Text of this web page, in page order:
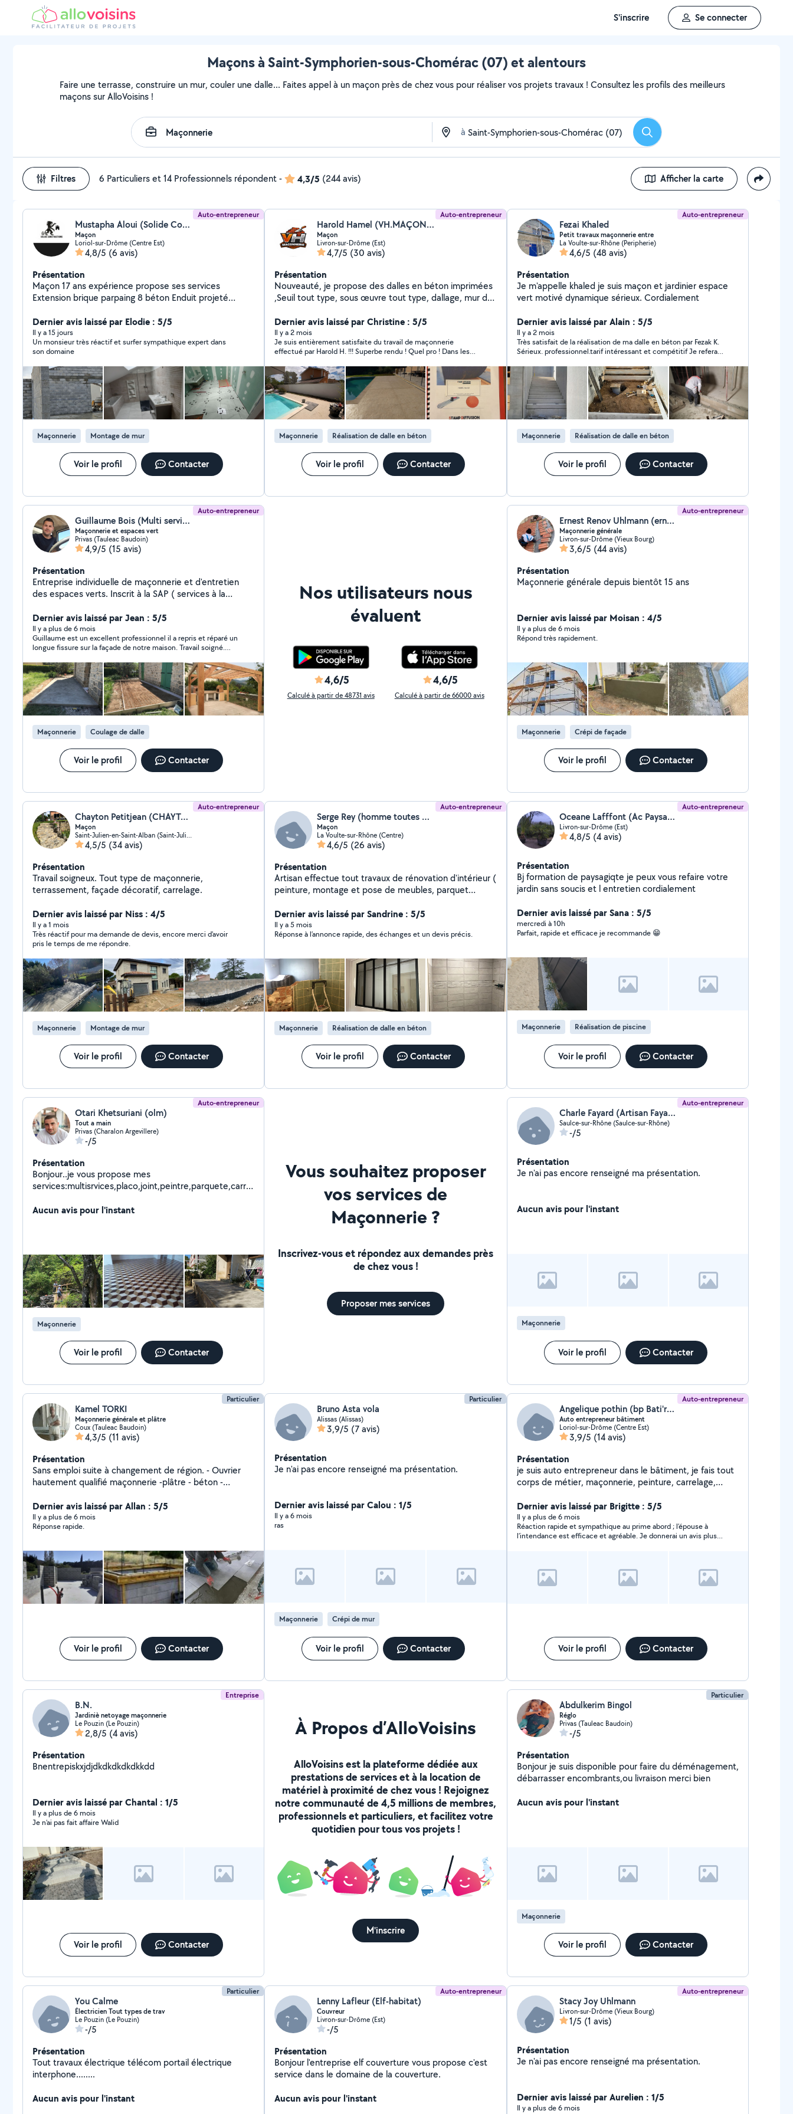
S'inscrire Se connecter
Maçons à Saint-Symphorien-sous-Chomérac (07) et alentours
Faire une terrasse, construire un mur, couler une dalle... Faites appel à un maçon près de chez vous pour réaliser vos projets travaux ! Consultez les profils des meilleurs
maçons sur AlloVoisins !
à Rechercher
Filtres 6 Particuliers et 14 Professionnels répondent- 4,3/5 (244 avis) Afficher la carte
Auto-entrepreneur
Mustapha Aloui (Solide Constructions)
Maçon
Loriol-sur-Drôme (Centre Est)
4,8/5 (6 avis)
Présentation
Maçon 17 ans expérience propose ses services
Extension brique parpaing 8 béton Enduit projeté
Dernier avis laissé par Elodie : 5/5
Il y a 15 jours
Un monsieur très réactif et surfer sympathique expert dans
son domaine
Maçonnerie Montage de mur
Voir le profil Contacter
Auto-entrepreneur
Harold Hamel (VH.MAÇONNERIE)
Maçon
Livron-sur-Drôme (Est)
4,7/5 (30 avis)
Présentation
Nouveauté, je propose des dalles en béton imprimées
,Seuil tout type, sous œuvre tout type, dallage, mur de
couverture,terrasse bois, abri de jardin etc travaux
entretien espaces verts équipé Minipelle,bennes 3,6 et
10 m3 Rc pro , je met un point d'honneur pour satisfaire
mes clients, travail de qualité
Dernier avis laissé par Christine : 5/5
Il y a 2 mois
Je suis entièrement satisfaite du travail de maçonnerie
effectué par Harold H. !!! Superbe rendu ! Quel pro ! Dans les
vivement tout en souhaitant qu’il ne soit pas trop pris, car j’ai
encore du travail à lui demander 😅 A employer les yeux
fermés.
Maçonnerie Réalisation de dalle en béton
Voir le profil Contacter
Auto-entrepreneur
Fezai Khaled
Petit travaux maçonnerie entre
La Voulte-sur-Rhône (Peripherie)
4,6/5 (48 avis)
Présentation
Je m'appelle khaled je suis maçon et jardinier espace
vert motivé dynamique sérieux. Cordialement
Dernier avis laissé par Alain : 5/5
Il y a 2 mois
Très satisfait de la réalisation de ma dalle en béton par Fezak K.
Sérieux. professionnel.tarif intéressant et compétitif Je referai
Maçonnerie Réalisation de dalle en béton
Voir le profil Contacter
Auto-entrepreneur
Guillaume Bois (Multi services BC 07)
Maçonnerie et espaces vert
Privas (Tauleac Baudoin)
4,9/5 (15 avis)
Présentation
Entreprise individuelle de maçonnerie et d'entretien
des espaces verts. Inscrit à la SAP ( services à la
Contactez-moi pour plus de renseignements.
Dernier avis laissé par Jean : 5/5
Il y a plus de 6 mois
Guillaume est un excellent professionnel il a repris et réparé un
longue fissure sur la façade de notre maison. Travail soigné.
Maçonnerie Coulage de dalle
Voir le profil Contacter
Nos utilisateurs nous
évaluent
4,6/5
Calculé à partir de 48731 avis
4,6/5
Calculé à partir de 66000 avis
Auto-entrepreneur
Ernest Renov Uhlmann (ernest renovhabitat)
Maçonnerie générale
Livron-sur-Drôme (Vieux Bourg)
3,6/5 (44 avis)
Présentation
Maçonnerie générale depuis bientôt 15 ans
Dernier avis laissé par Moisan : 4/5
Il y a plus de 6 mois
Répond très rapidement.
Maçonnerie Crépi de façade
Voir le profil Contacter
Auto-entrepreneur
Chayton Petitjean (CHAYTON PETITJEAN MACONNERIE-RENOVATION)
Maçon
Saint-Julien-en-Saint-Alban (Saint-Julien-en-Saint-Alban)
4,5/5 (34 avis)
Présentation
Travail soigneux. Tout type de maçonnerie,
terrassement, façade décoratif, carrelage.
Dernier avis laissé par Niss : 4/5
Il y a 1 mois
Très réactif pour ma demande de devis, encore merci d'avoir
pris le temps de me répondre.
Maçonnerie Montage de mur
Voir le profil Contacter
Auto-entrepreneur
Serge Rey (homme toutes mains)
Maçon
La Voulte-sur-Rhône (Centre)
4,6/5 (26 avis)
Présentation
Artisan effectue tout travaux de rénovation d'intérieur (
peinture, montage et pose de meubles, parquet
Dernier avis laissé par Sandrine : 5/5
Il y a 5 mois
Réponse à l’annonce rapide, des échanges et un devis précis.
Maçonnerie Réalisation de dalle en béton
Voir le profil Contacter
Auto-entrepreneur
Oceane Lafffont (Ac Paysages)
Livron-sur-Drôme (Est)
4,8/5 (4 avis)
Présentation
Bj formation de paysagiqte je peux vous refaire votre
jardin sans soucis et l entretien cordialement
Dernier avis laissé par Sana : 5/5
mercredi à 10h
Parfait, rapide et efficace je recommande 😁
Maçonnerie Réalisation de piscine
Voir le profil Contacter
Auto-entrepreneur
Otari Khetsuriani (olm)
Tout a main
Privas (Charalon Argevillere)
-/5
Présentation
Bonjour..je vous propose mes
services:multisrvices,placo,joint,peintre,parquete,carrel
Aucun avis pour l'instant
Maçonnerie
Voir le profil Contacter
Vous souhaitez proposer
vos services de
Maçonnerie ?
Inscrivez-vous et répondez aux demandes près
de chez vous !
Proposer mes services
Auto-entrepreneur
Charle Fayard (Artisan Fayard)
Saulce-sur-Rhône (Saulce-sur-Rhône)
-/5
Présentation
Je n'ai pas encore renseigné ma présentation.
Aucun avis pour l'instant
Maçonnerie
Voir le profil Contacter
Particulier
Kamel TORKI
Maçonnerie générale et plâtre
Coux (Tauleac Baudoin)
4,3/5 (11 avis)
Présentation
Sans emploi suite à changement de région. - Ouvrier
hautement qualifié maçonnerie -plâtre - béton -
travaille rapidement et proprement. N'hésitez pas à
me contacter, vous aurez une réponse rapide et
cordiale.
Dernier avis laissé par Allan : 5/5
Il y a plus de 6 mois
Réponse rapide.
Voir le profil Contacter
Particulier
Bruno Asta vola
Alissas (Alissas)
3,9/5 (7 avis)
Présentation
Je n'ai pas encore renseigné ma présentation.
Dernier avis laissé par Calou : 1/5
Il y a 6 mois
ras
Maçonnerie Crépi de mur
Voir le profil Contacter
Auto-entrepreneur
Angelique pothin (bp Bati'renov26)
Auto entrepreneur bâtiment
Loriol-sur-Drôme (Centre Est)
3,9/5 (14 avis)
Présentation
je suis auto entrepreneur dans le bâtiment, je fais tout
corps de métier, maçonnerie, peinture, carrelage,
Dernier avis laissé par Brigitte : 5/5
Il y a plus de 6 mois
Réaction rapide et sympathique au prime abord ; l’épouse à
l’intendance est efficace et agréable. Je donnerai un avis plus
Voir le profil Contacter
Entreprise
B.N.
Jardiniè netoyage maçonnerie
Le Pouzin (Le Pouzin)
2,8/5 (4 avis)
Présentation
Bnentrepiskxjdjdkdkdkdkdkkdd
Dernier avis laissé par Chantal : 1/5
Il y a plus de 6 mois
Je n’ai pas fait affaire Walid
Voir le profil Contacter
À Propos d’AlloVoisins
AlloVoisins est la plateforme dédiée aux
prestations de services et à la location de
matériel à proximité de chez vous ! Rejoignez
notre communauté de 4,5 millions de membres,
professionnels et particuliers, et facilitez votre
quotidien pour tous vos projets !
M'inscrire
Particulier
Abdulkerim Bingol
Réglo
Privas (Tauleac Baudoin)
-/5
Présentation
Bonjour je suis disponible pour faire du déménagement,
débarrasser encombrants,ou livraison merci bien
Aucun avis pour l'instant
Maçonnerie
Voir le profil Contacter
Particulier
You Calme
Électricien Tout types de trav
Le Pouzin (Le Pouzin)
-/5
Présentation
Tout travaux électrique télécom portail électrique
interphone........
Aucun avis pour l'instant
Auto-entrepreneur
Lenny Lafleur (Elf-habitat)
Couvreur
Livron-sur-Drôme (Est)
-/5
Présentation
Bonjour l'entreprise elf couverture vous propose c'est
service dans le domaine de la couverture.
Aucun avis pour l'instant
Auto-entrepreneur
Stacy Joy Uhlmann
Livron-sur-Drôme (Vieux Bourg)
1/5 (1 avis)
Présentation
Je n'ai pas encore renseigné ma présentation.
Dernier avis laissé par Aurelien : 1/5
Il y a plus de 6 mois